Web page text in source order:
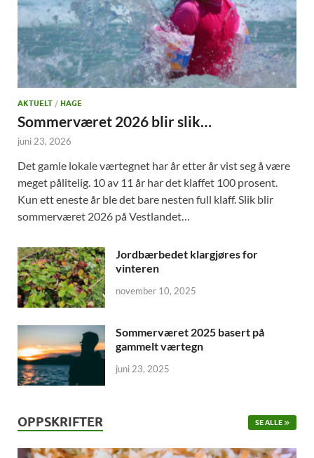
AKTUELT / HAGE
Sommerværet 2026 blir slik…
juni 23, 2026
Det gamle lokale værtegnet har år etter år vist seg å være
meget pålitelig. 10 av 11 år har det klaffet 100 prosent.
Kun ett eneste år ble det bare nesten full klaff. Slik blir
sommerværet 2026 på Vestlandet…
Jordbærbedet klargjøres for
vinteren
november 10, 2025
Sommerværet 2025 basert på
gammelt værtegn
juni 23, 2025
OPPSKRIFTER SE ALLE